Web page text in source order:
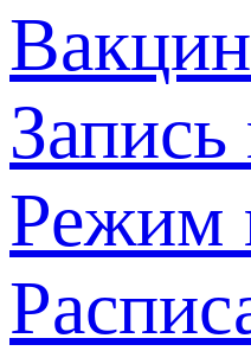
Режим